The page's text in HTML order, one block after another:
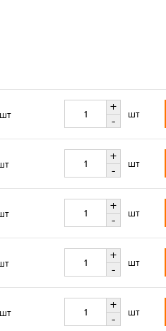
+
-
шт
+
-
шт
+
-
шт
+
-
шт
+
-
шт